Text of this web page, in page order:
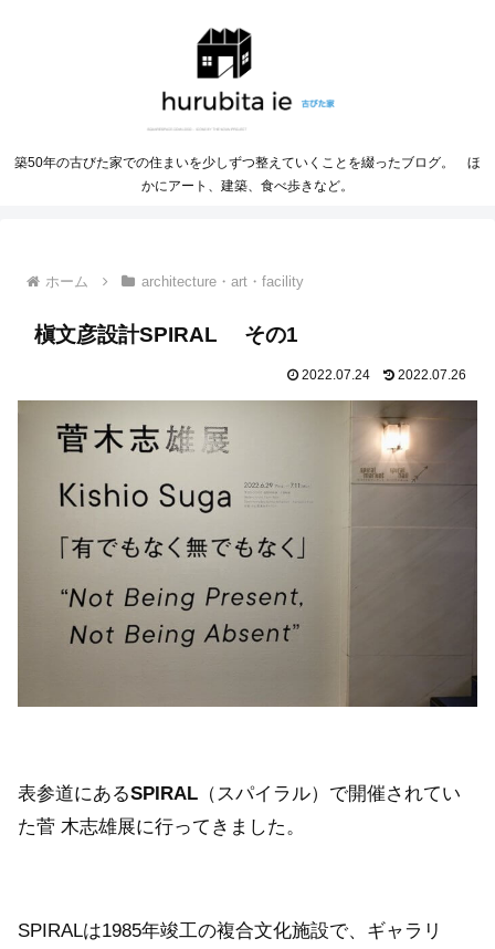
築50年の古びた家での住まいを少しずつ整えていくことを綴ったブログ。 ほ
かにアート、建築、食べ歩きなど。
ホーム architecture・art・facility
槇文彦設計SPIRAL その1
2022.07.24 2022.07.26
表参道にあるSPIRAL （スパイラル）で開催されてい
た菅 木志雄展に行ってきました。
SPIRALは1985年竣工の複合文化施設で、ギャラリ